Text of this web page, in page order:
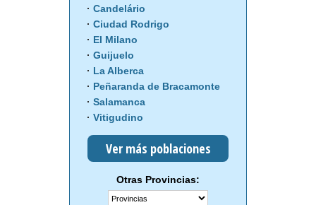
Candelário
Ciudad Rodrigo
El Milano
Guijuelo
La Alberca
Peñaranda de Bracamonte
Salamanca
Vitigudino
Ver más poblaciones
Otras Provincias: